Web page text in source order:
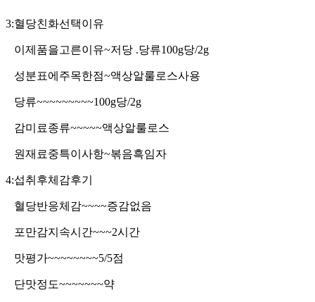
3:혈당친화선택이유
이제품을고른이유~저당 .당류100g당/2g
성분표에주목한점~액상알룰로스사용
당류~~~~~~~~~100g당/2g
감미료종류~~~~~액상알룰로스
원재료중특이사항~볶음흑임자
4:섭취후체감후기
혈당반응체감~~~~증감없음
포만감지속시간~~~2시간
맛평가~~~~~~~~5/5점
단맛정도~~~~~~~약